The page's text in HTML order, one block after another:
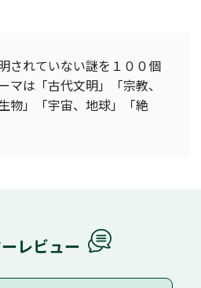
されていない謎を１００個
マは「古代文明」「宗教、
物」「宇宙、地球」「絶
レビュー